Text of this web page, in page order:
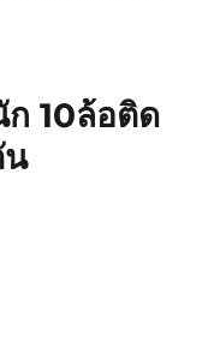
ก 10ล้อติด
น